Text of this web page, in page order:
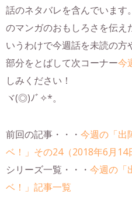
話のネタバレを含んでいます
のマンガのおもしろさを伝え
いうわけで今週話を未読の
部分をとばして次コーナー今
しみください！
ヾ(◎)ﾉﾞ✧*。
前回の記事・・・ 今週の「出
ベ！」その24（2018年6月14
シリーズ一覧・・・ 今週の「
ベ！」記事一覧